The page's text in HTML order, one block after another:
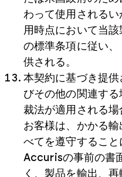
わって使用される
用時点において当
の標準条項に従い
供される。
本契約に基づき提供
びその他の関連する
裁法が適用される場
お客様は、かかる
べてを遵守すること
Accurisの事前の書
く、製品を輸出、